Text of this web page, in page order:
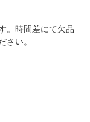
。時間差にて欠品
さい。